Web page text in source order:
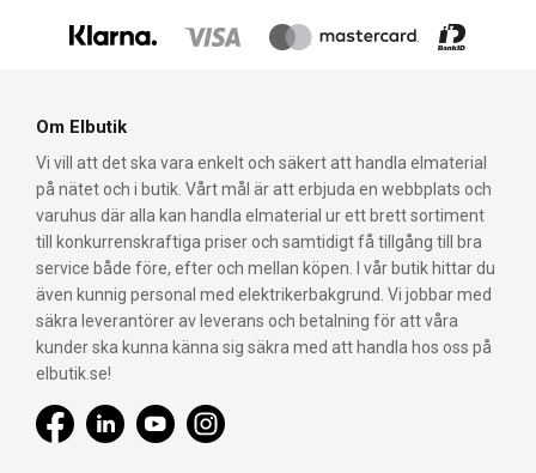
Om Elbutik
Vi vill att det ska vara enkelt och säkert att handla elmaterial
på nätet och i butik. Vårt mål är att erbjuda en webbplats och
varuhus där alla kan handla elmaterial ur ett brett sortiment
till konkurrenskraftiga priser och samtidigt få tillgång till bra
service både före, efter och mellan köpen. I vår butik hittar du
även kunnig personal med elektrikerbakgrund. Vi jobbar med
säkra leverantörer av leverans och betalning för att våra
kunder ska kunna känna sig säkra med att handla hos oss på
elbutik.se!